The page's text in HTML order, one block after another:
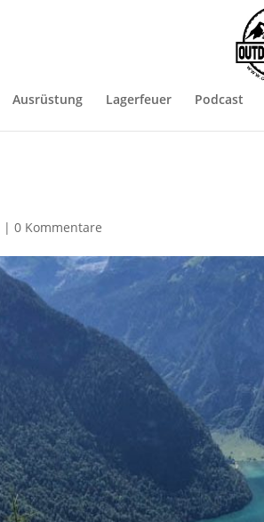
Ausrüstung Lagerfeuer Podcast
|0 Kommentare